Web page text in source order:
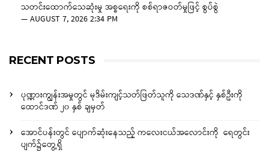
သတင်းထောက်သေဆုံးမှု အစ္စရေးကို စစ်ရာဇဝတ်မှုဖြင့် စွပ်စွဲ
—AUGUST 7, 2026 2:34 PM
RECENT POSTS
ပုဏ္ဏားကျွန်းအမှုတွင် မုဒိမ်းကျင့်သတ်ဖြတ်သူကို သေဒဏ်နှင့် နှစ်ဦးကို
ထောင်ဒဏ် ၂၀ နှစ် ချမှတ်
အောင်ပန်းတွင် ပျောက်ဆုံးနေသည့် ကလေးငယ်အလောင်းကို ရေတွင်း
ပျက်၌တွေ့ရှိ